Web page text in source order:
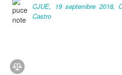
CJUE, 19 septembre 2018,
Castro